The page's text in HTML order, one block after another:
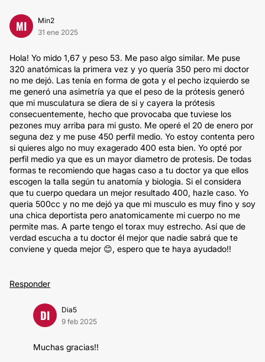
MI
Min2
31 ene 2025
Hola! Yo mido 1,67 y peso 53. Me paso algo similar. Me puse
320 anatómicas la primera vez y yo quería 350 pero mi doctor
no me dejó. Las tenía en forma de gota y el pecho izquierdo se
me generó una asimetría ya que el peso de la prótesis generó
que mi musculatura se diera de si y cayera la prótesis
consecuentemente, hecho que provocaba que tuviese los
pezones muy arriba para mi gusto. Me operé el 20 de enero por
seguna dez y me puse 450 perfil medio. Yo estoy contenta pero
si quieres algo no muy exagerado 400 esta bien. Yo opté por
perfil medio ya que es un mayor diametro de protesis. De todas
formas te recomiendo que hagas caso a tu doctor ya que ellos
escogen la talla según tu anatomía y biologia. Si el considera
que tu cuerpo quedara un mejor resultado 400, hazle caso. Yo
queria 500cc y no me dejó ya que mi musculo es muy fino y soy
una chica deportista pero anatomicamente mi cuerpo no me
permite mas. A parte tengo el torax muy estrecho. Así que de
verdad escucha a tu doctor él mejor que nadie sabrá que te
conviene y queda mejor 😊, espero que te haya ayudado!!
Responder
DI
Dia5
9 feb 2025
Muchas gracias!!